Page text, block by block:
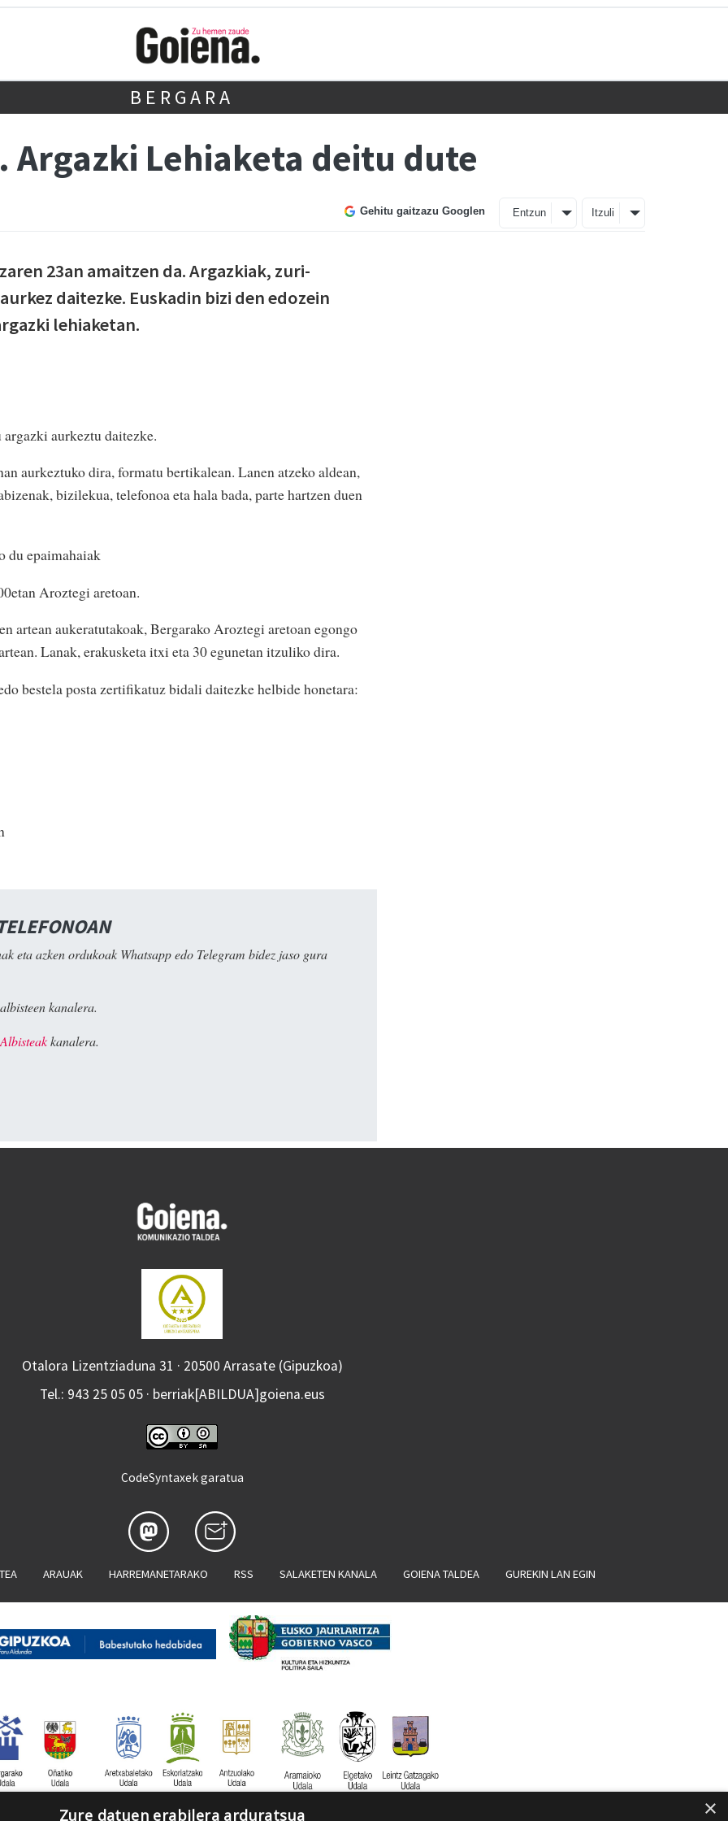
BERGARA
Argazki Lehiaketa deitu dute
Gehitu gaitzazu Googlen Entzun Itzuli
23an amaitzen da. Argazkiak, zuri-
daitezke. Euskadin bizi den edozein
lehiaketan.
aurkeztu daitezke.
aurkeztuko dira, formatu bertikalean. Lanen atzeko aldean,
bizilekua, telefonoa eta hala bada, parte hartzen duen
du epaimahaiak
Aroztegi aretoan.
artean aukeratutakoak, Bergarako Aroztegi aretoan egongo
Lanak, erakusketa itxi eta 30 egunetan itzuliko dira.
bestela posta zertifikatuz bidali daitezke helbide honetara:
eta azken ordukoak Whatsapp edo Telegram bidez jaso gura
albisteen kanalera.
kanalera.
Otalora Lizentziaduna 31 · 20500 Arrasate (Gipuzkoa)
Tel.: 943 25 05 05 · berriak[ABILDUA]goiena.eus
CodeSyntaxek garatua
ARAUAK HARREMANETARAKO RSS SALAKETEN KANALA GOIENA TALDEA GUREKIN LAN EGIN
×
Zure datuen erabilera arduratsua